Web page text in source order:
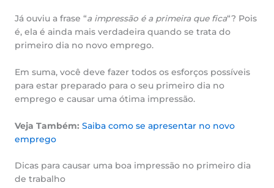
Já ouviu a frase “a impressão é a primeira que fica“? Pois
é, ela é ainda mais verdadeira quando se trata do
primeiro dia no novo emprego.
Em suma, você deve fazer todos os esforços possíveis
para estar preparado para o seu primeiro dia no
emprego e causar uma ótima impressão.
Veja Também: Saiba como se apresentar no novo
emprego
Dicas para causar uma boa impressão no primeiro dia
de trabalho